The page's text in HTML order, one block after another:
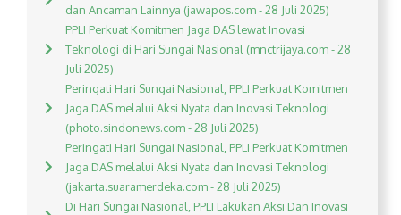
dan Ancaman Lainnya (jawapos.com - 28 Juli 2025)
PPLI Perkuat Komitmen Jaga DAS lewat Inovasi
Teknologi di Hari Sungai Nasional (mnctrijaya.com - 28
Juli 2025)
Peringati Hari Sungai Nasional, PPLI Perkuat Komitmen
Jaga DAS melalui Aksi Nyata dan Inovasi Teknologi
(photo.sindonews.com - 28 Juli 2025)
Peringati Hari Sungai Nasional, PPLI Perkuat Komitmen
Jaga DAS melalui Aksi Nyata dan Inovasi Teknologi
(jakarta.suaramerdeka.com - 28 Juli 2025)
Di Hari Sungai Nasional, PPLI Lakukan Aksi Dan Inovasi